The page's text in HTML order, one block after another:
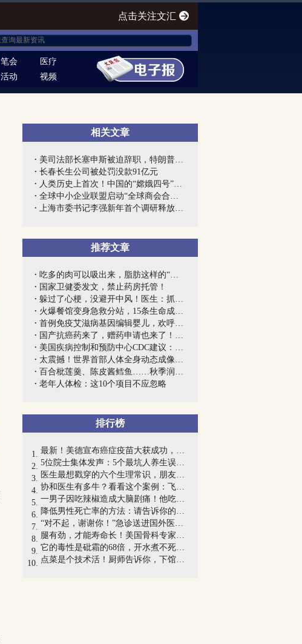
点击关注文汇
笔会
医疗
活动 视频
相关文章
美司法部长塞申斯被迫辞职，特朗普终向“...
长春长生公司被处罚没款91亿元
人类历史上首次！中国的“嫦娥四号”到底...
全球中小企业联盟启动“全球商会合作网”...
上海市委书记李强新年首个调研释放强烈信...
推荐文章
吃多的肉可以吸出来，脂肪这样的“软黄金...
国家卫健委发文，禁止药房托管！
躲过了心梗，没避开中风！医生：抓紧中风...
火爆餐馆变身急救分站，15条生命成功复苏...
首例免疫艾滋病基因编辑婴儿，欢呼过后引...
国产抗癌药来了，赠药申请也来了！中国首...
美国疾病控制和预防中心CDC建议：不要吃...
太震撼！世界首部人体全身动态成像“电影...
百合枇莲羹、陈皮酱鳕鱼……秋季润肺养颜...
老年人体检：这10个项目不应忽略
排行榜
最新！美德宣布癌症疫苗大获成功，癌细胞...
5位院士集体发声：5个最坑人养生误区，一...
医生最想戳穿的六个生理常识，朋友圈骗了...
协和医生有多牛？看看这个案例：飞机上，...
一男子因吃辣椒造成大脑剧痛！他吃了一个...
降低男性死亡率的方法：请告诉你的父亲、...
“对不起，谢谢你！”急诊送进国外医院，...
腿有劲，才能寿命长！美国骨科专家解密腿...
它的毒性是砒霜的68倍，开水煮不死！你家...
点菜是个技术活！厨师告诉你，下馆子这四...